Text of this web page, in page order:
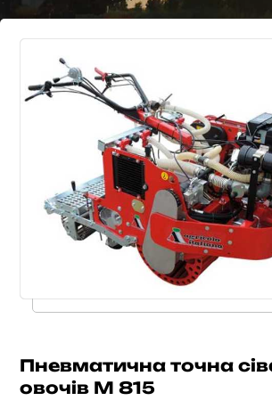
Пневматична точна
овочів M 815